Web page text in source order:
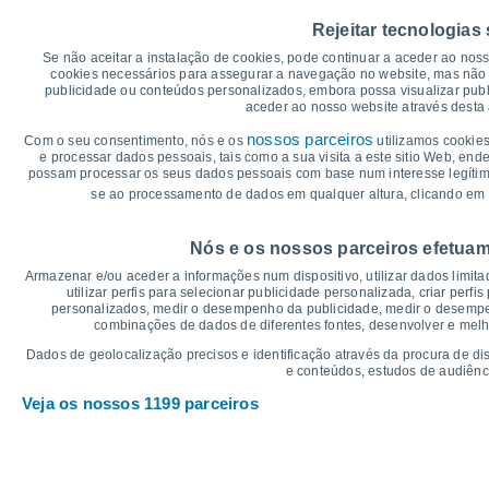
Rejeitar tecnologias
Se não aceitar a instalação de cookies, pode continuar a aceder ao
cookies necessários para assegurar a navegação no website, mas
publicidade ou conteúdos personalizados, embora possa visualizar
aceder ao nosso website através
Com o seu consentimento, nós e os nossos parceiros utilizamos
e processar dados pessoais, tais como a sua visita a este sitio Web,
possam processar os seus dados pessoais com base num interesse
se ao processamento de dados em qualquer altura, clicando em
Nós e os nossos parceiros
Armazenar e/ou aceder a informações num dispositivo, utilizar dados
utilizar perfis para selecionar publicidade personalizada, criar
personalizados, medir o desempenho da publicidade, medir o
combinações de dados de diferentes fontes, desenvolver e
Dados de geolocalização precisos e identificação através da procura de
e conteúdos, estudos de
Veja os nossos 1199 parceiros
Temperatura Máxima
Dom9 Seg 10 Ter11 Qua12 Qui13
5
10
20
20° 19° 20° 19°
26°
24°
11°
9°
11° 11°
15°
Gráficos de Precipitação – Névoa
Chuva, neve e
5